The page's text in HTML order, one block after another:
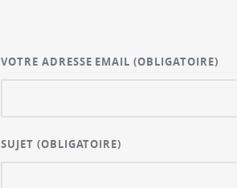
VOTRE ADRESSE EMAIL(OBLIGATOIRE)
SUJET (OBLIGATOIRE)